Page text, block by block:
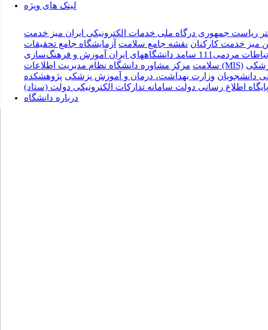
لینک های ویژه
ریاست جمهوری درگاه ملی خدمات الکترونیکی ایران میز خدمت
میز خدمت کارکنان نقشه جامع سلامت آزمایشگاه جامع تحقیقات
مردمی111 سامد
دانشگاههای ایران
آموزش و فرهنگ‌سازی
سلامت مرکز مشاوره دانشگاه نظام مدیریت اطلاعات (MIS)
دانشجویان وزارت بهداشت، درمان و آموزش پزشكی پژوهشکده
پایگاه اطلاع رسانی دولت سامانه تدارکات الکترونیکی دولت (ستاد)
درباره دانشگاه